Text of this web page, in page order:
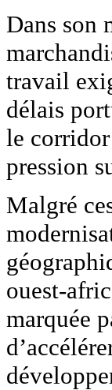
Dans son
travail
délais
le
pression
Malgré
ouest-
marquée